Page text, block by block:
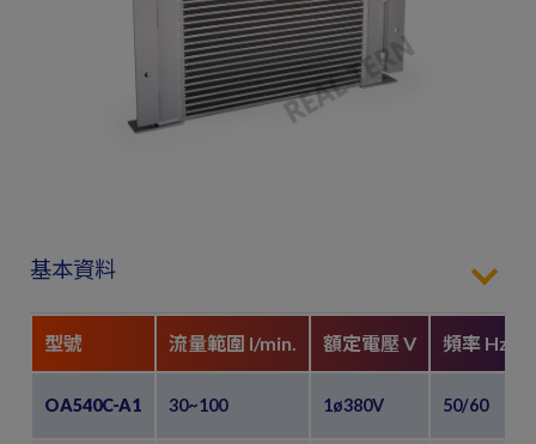
基本資料
型號 流量範圍 l/min. 額定電壓 V 頻率 Hz
OA540C-A1 30~100 1ø380V 50/60